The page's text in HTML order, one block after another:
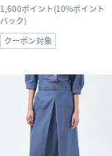
1,600ポイント(10%ポイント
バック)
クーポン対象